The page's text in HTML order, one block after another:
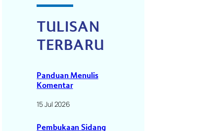
TULISAN
TERBARU
Panduan Menulis
Komentar
15 Jul 2026
Pembukaan Sidang